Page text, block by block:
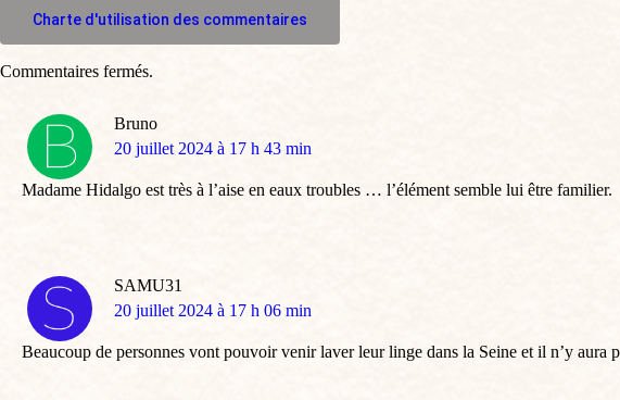
Charte d'utilisation des commentaires
Bruno
dit
20 juillet 2024 à 17 h 43 min
Madame Hidalgo est très à l’aise en eaux troubles … l’élément semble lui être familier.
SAMU31
dit
20 juillet 2024 à 17 h 06 min
Beaucoup de personnes vont pouvoir venir laver leur linge dans la Seine et il n’y aura
Commentaires fermés.